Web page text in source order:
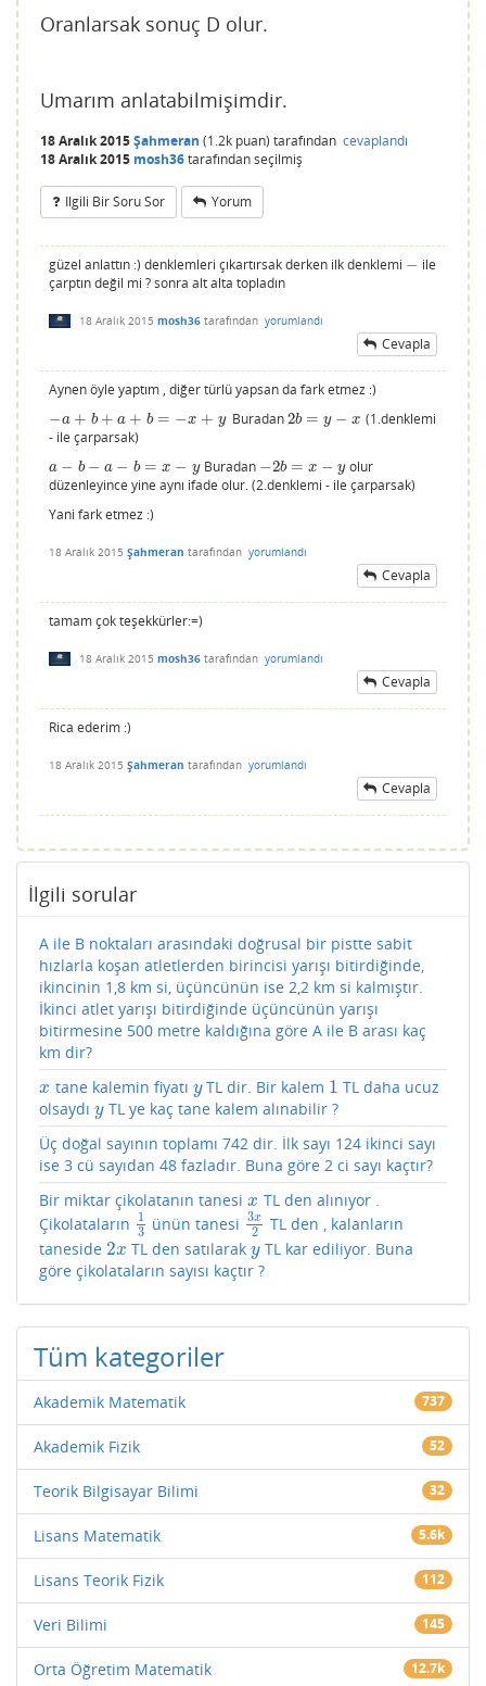
Oranlarsak sonuç D olur.
Umarım anlatabilmişimdir.
18 Aralık 2015Şahmeran (1.2k puan) tarafından cevaplandı
18 Aralık 2015 mosh36tarafındanseçilmiş
Ilgili Bir Soru Sor Yorum
güzel anlattın :) denklemleri çıkartırsak derken ilk denklemi −
− ile
çarptın değil mi ? sonra alt alta topladın
18 Aralık 2015 mosh36 tarafından yorumlandı
Cevapla
Aynen öyle yaptım , diğer türlü yapsan da fark etmez :)
−a + b + a + b = −x + y
−a+ b+ a+b= −x+y Buradan2b = y − x
2b=y−x
(1.denklemi
- ile çarparsak)
a − b − a − b = x − y
a−b−a−b =x −y Buradan −2b = x − y
−2b= x− y
olur
düzenleyince yine aynı ifade olur. (2.denklemi - ile çarparsak)
Yani fark etmez :)
18 Aralık 2015 Şahmeran tarafından yorumlandı
Cevapla
tamam çok teşekkürler:=)
18 Aralık 2015 mosh36 tarafından yorumlandı
Cevapla
Rica ederim :)
18 Aralık 2015 Şahmeran tarafından yorumlandı
Cevapla
İlgili sorular
A ile B noktaları arasındaki doğrusal bir pistte sabit
hızlarla koşan atletlerden birincisi yarışı bitirdiğinde,
ikincinin 1,8 km si, üçüncünün ise 2,2 km si kalmıştır.
İkinci atlet yarışı bitirdiğinde üçüncünün yarışı
bitirmesine 500 metre kaldığına göre A ile B arası kaç
km dir?
x
x tane kalemin fiyatı y
yTL dir. Bir kalem 1
1 TL daha ucuz
olsaydı y
yTL ye kaç tane kalem alınabilir ?
Üç doğal sayının toplamı 742 dir. İlk sayı 124 ikinci sayı
ise 3 cü sayıdan 48 fazladır. Buna göre 2 ci sayı kaçtır?
Bir miktar çikolatanın tanesi x
x TL den alınıyor .
Çikolataların
1
3
13 ünün tanesi 3x
2
3x2 TL den , kalanların
taneside 2x
2x TL den satılaraky
y TL kar ediliyor. Buna
göre çikolataların sayısı kaçtır ?
Tüm kategoriler
Akademik Matematik 737
Akademik Fizik 52
Teorik Bilgisayar Bilimi 32
Lisans Matematik 5.6k
Lisans Teorik Fizik 112
Veri Bilimi 145
Orta Öğretim Matematik 12.7k